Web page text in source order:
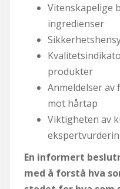
Vitenskapelige
ingredienser
produkter
Anmeldelser
mot hårtap
Viktigheten av
En informert
med å forstå hva